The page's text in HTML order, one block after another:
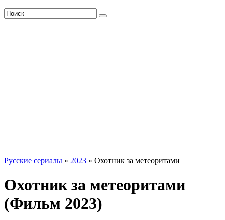
Русские сериалы » 2023 » Охотник за метеоритами
Охотник за метеоритами
(Фильм 2023)